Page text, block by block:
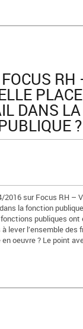
DANS LA
sur Focus RH –
la fonction
publiques ont
lever l’ensemble des
oeuvre ? Le point